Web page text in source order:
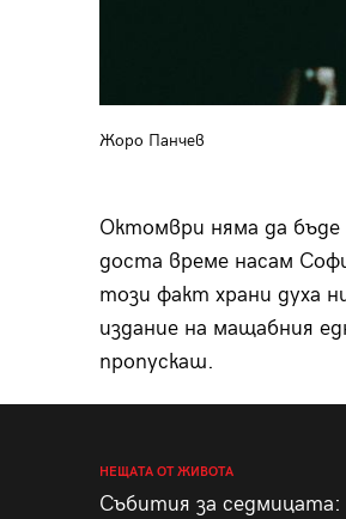
Жоро Панчев
Октомври няма да бъде
доста време насам
този факт храни духа
издание на мащабния
пропускаш.
НЕЩАТА ОТ ЖИВОТА
Събития за седмицата: